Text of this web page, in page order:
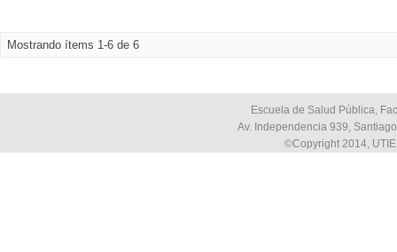
Mostrando ítems 1-6 de 6
Escuela de Salud Pública,
Av. Independencia 939,
©Copyright 2014,